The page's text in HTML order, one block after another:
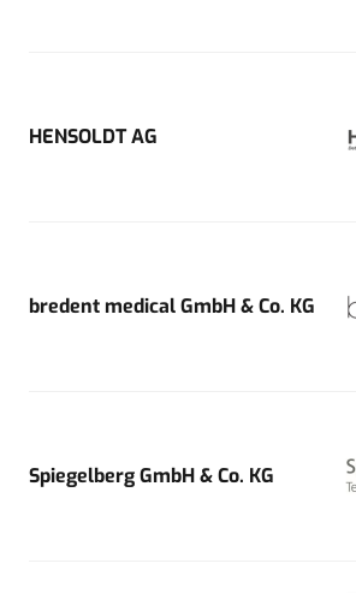
HENSOLDT AG
bredent medical GmbH & Co. KG
Spiegelberg GmbH & Co. KG